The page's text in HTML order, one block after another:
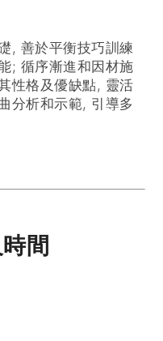
, 善於平衡技巧訓練
; 循序漸進和因材施
性格及優缺點, 靈活
分析和示範, 引導多
間